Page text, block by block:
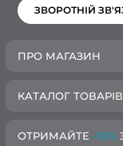
ЗВОРОТНІЙ
ПРО МАГАЗИН
КАТАЛОГ ТОВАРІВ
ОТРИМАЙТЕ -10%